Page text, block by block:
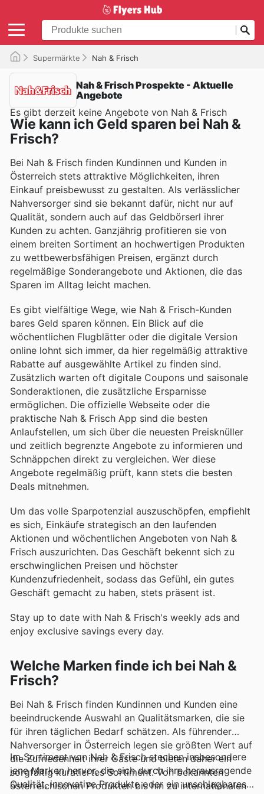
Supermärkte Nah & Frisch
Nah & Frisch Prospekte - Aktuelle
Angebote
Es gibt derzeit keine Angebote von Nah & Frisch
Wie kann ich Geld sparen bei Nah &
Frisch?
Bei Nah & Frisch finden Kundinnen und Kunden in
Österreich stets attraktive Möglichkeiten, ihren
Einkauf preisbewusst zu gestalten. Als verlässlicher
Nahversorger sind sie bekannt dafür, nicht nur auf
Qualität, sondern auch auf das Geldbörserl ihrer
Kunden zu achten. Ganzjährig profitieren sie von
einem breiten Sortiment an hochwertigen Produkten
zu wettbewerbsfähigen Preisen, ergänzt durch
regelmäßige Sonderangebote und Aktionen, die das
Sparen im Alltag leicht machen.
Es gibt vielfältige Wege, wie Nah & Frisch-Kunden
bares Geld sparen können. Ein Blick auf die
wöchentlichen Flugblätter oder die digitale Version
online lohnt sich immer, da hier regelmäßig attraktive
Rabatte auf ausgewählte Artikel zu finden sind.
Zusätzlich warten oft digitale Coupons und saisonale
Sonderaktionen, die zusätzliche Ersparnisse
ermöglichen. Die offizielle Webseite oder die
praktische Nah & Frisch App sind die besten
Anlaufstellen, um sich über die neuesten Preisknüller
und zeitlich begrenzte Angebote zu informieren und
Schnäppchen direkt zu vergleichen. Wer diese
Angebote regelmäßig prüft, kann stets die besten
Deals mitnehmen.
Um das volle Sparpotenzial auszuschöpfen, empfiehlt
es sich, Einkäufe strategisch an den laufenden
Aktionen und wöchentlichen Angeboten von Nah &
Frisch auszurichten. Das Geschäft bekennt sich zu
erschwinglichen Preisen und höchster
Kundenzufriedenheit, sodass das Gefühl, ein gutes
Geschäft gemacht zu haben, stets präsent ist.
Stay up to date with Nah & Frisch's weekly ads and
enjoy exclusive savings every day.
Welche Marken finde ich bei Nah &
Frisch?
Bei Nah & Frisch finden Kundinnen und Kunden eine
beeindruckende Auswahl an Qualitätsmarken, die sie
für ihren täglichen Bedarf schätzen. Als führender
Nahversorger in Österreich legen sie größten Wert auf
die Zufriedenheit ihrer Gäste und bieten daher ein
sorgfältig kuratiertes Sortiment. Von bekannten
österreichischen Produkten bis hin zu internationalen
Im Sortiment von Nah & Frisch stechen insbesondere
jene Marken hervor, die sich durch ihre herausragende
Qualität, innovative Produkte oder ein unschlagbares